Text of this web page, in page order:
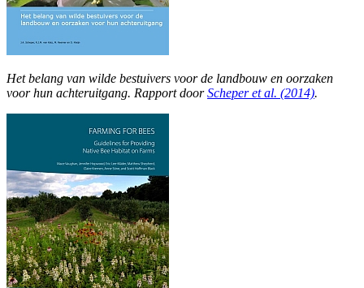
Het belang van wilde bestuivers voor de landbouw en oorzaken
voor hun achteruitgang. Rapport doorScheper et al. (2014).